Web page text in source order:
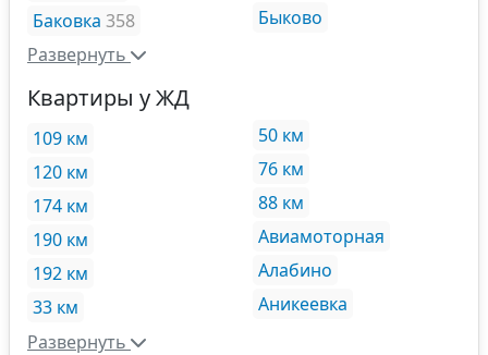
Баковка 358
Быково
Развернуть
Квартиры у ЖД
109 км
120 км
174 км
190 км
192 км
33 км
50 км
76 км
88 км
Авиамоторная
Алабино
Аникеевка
Развернуть